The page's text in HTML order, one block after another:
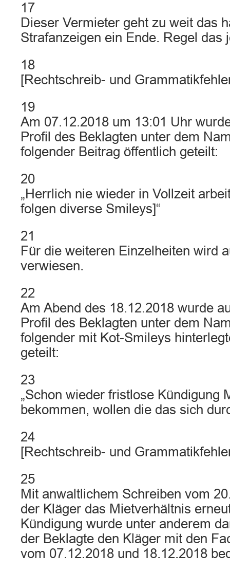
17
Dieser Vermieter geht zu weit das
Strafanzeigen ein Ende. Regel das
18
[Rechtschreib- und
19
Am 07.12.2018 um 13:01 Uhr
Profil des Beklagten unter dem
folgender Beitrag öffentlich geteilt:
20
„Herrlich nie wieder in Vollzeit
folgen diverse Smileys]“
21
Für die weiteren Einzelheiten wird
verwiesen.
22
Am Abend des 18.12.2018 wurde
Profil des Beklagten unter dem
folgender mit Kot-Smileys
geteilt:
23
„Schon wieder fristlose Kündigung
bekommen, wollen die das sich
24
[Rechtschreib- und
25
Mit anwaltlichem Schreiben vom
der Kläger das Mietverhältnis
Kündigung wurde unter anderem
der Beklagte den Kläger mit den
vom 07.12.2018 und 18.12.2018